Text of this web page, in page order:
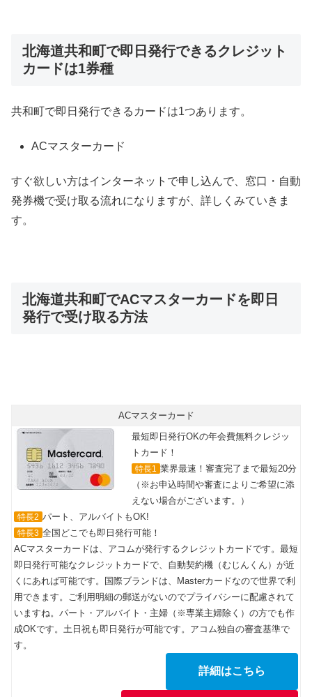
北海道共和町で即日発行できるクレジット
カードは1券種
共和町で即日発行できるカードは1つあります。
ACマスターカード
すぐ欲しい方はインターネットで申し込んで、窓口・自動
発券機で受け取る流れになりますが、詳しくみていきま
す。
北海道共和町でACマスターカードを即日
発行で受け取る方法
ACマスターカード
最短即日発行OKの年会費無料クレジッ
トカード！
特長1 業界最速！審査完了まで最短20分
（※お申込時間や審査によりご希望に添
えない場合がございます。）
特長2 パート、アルバイトもOK!
特長3 全国どこでも即日発行可能！
ACマスターカードは、アコムが発行するクレジットカードです。最短
即日発行可能なクレジットカードで、自動契約機（むじんくん）が近
くにあれば可能です。国際ブランドは、Masterカードなので世界で利
用できます。ご利用明細の郵送がないのでプライバシーに配慮されて
いますね。パート・アルバイト・主婦（※専業主婦除く）の方でも作
成OKです。土日祝も即日発行が可能です。アコム独自の審査基準で
す。
詳細はこちら